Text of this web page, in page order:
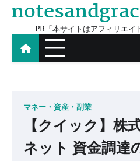
Skip
contentPR「本サイトはアフィリエイ
マネー・資産・副業
【クイック】株
ネット 資金調達